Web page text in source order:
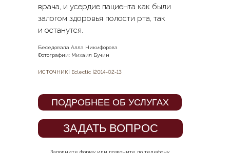
врача, и усердие пациента как были
залогом здоровья полости рта, так
и останутся.
ЗАДАТЬ ВОПРОС
Беседовала Алла Никифорова
Фотографии: Михаил Бучин
Заполните форму или позвоните по телефону
ИСТОЧНИК| Eclectic |2014-02-13
ПОДРОБНЕЕ ОБ УСЛУГАХ